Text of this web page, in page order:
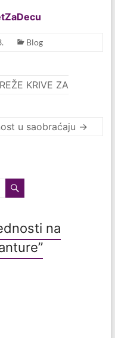
Blog
KRIVE ZA
u saobraćaju →
na